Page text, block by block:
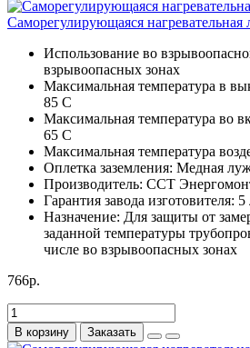
Саморегулирующаяся
Использование во
взрывоопасных зонах
Максимальная температура в
85 С
Максимальная температура во
65 С
Максимальная температура
Оплетка заземления: Медная
Производитель: ССТ
Гарантия завода изготовителя: 5
Назначение: Для защиты от
заданной температуры
числе во взрывоопасных зонах
766р.
В корзину Заказать